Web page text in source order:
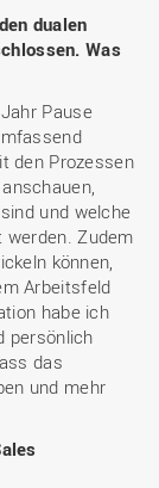
dualen
Was
Pause
den Prozessen
und welche
werden. Zudem
können,
Arbeitsfeld
habe ich
persönlich
das
und mehr